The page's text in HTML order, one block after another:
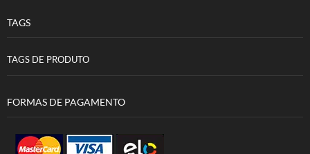
TAGS
TAGS DE PRODUTO
FORMAS DE PAGAMENTO